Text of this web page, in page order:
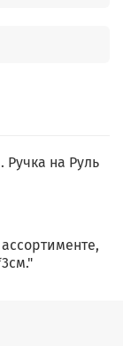
Ручка на Руль